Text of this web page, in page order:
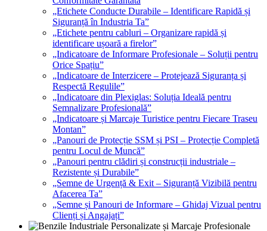
„Etichete Conducte Durabile – Identificare Rapidă și
Siguranță în Industria Ta”
„Etichete pentru cabluri – Organizare rapidă și
identificare ușoară a firelor”
„Indicatoare de Informare Profesionale – Soluții pentru
Orice Spațiu”
„Indicatoare de Interzicere – Protejează Siguranța și
Respectă Regulile”
„Indicatoare din Plexiglas: Soluția Ideală pentru
Semnalizare Profesională”
„Indicatoare și Marcaje Turistice pentru Fiecare Traseu
Montan”
„Panouri de Protecție SSM și PSI – Protecție Completă
pentru Locul de Muncă”
„Panouri pentru clădiri și construcții industriale –
Rezistente și Durabile”
„Semne de Urgență & Exit – Siguranță Vizibilă pentru
Afacerea Ta”
„Semne și Panouri de Informare – Ghidaj Vizual pentru
Clienți și Angajați”